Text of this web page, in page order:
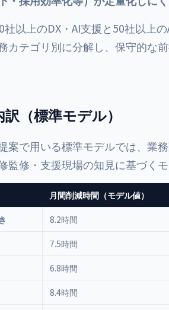
以上のDX・AI支援と50社以上
カテゴリ別に分解し、保守的な
（標準モデル）
案で用いる標準モデルでは、業
監修・支援現場の知見に基づく
月間削減時間（モデル値）
8.2時間
7.5時間
6.8時間
8.4時間